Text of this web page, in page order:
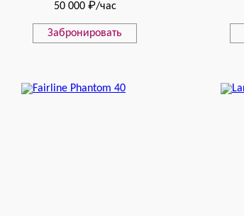
50 000 ₽/час
Забронировать